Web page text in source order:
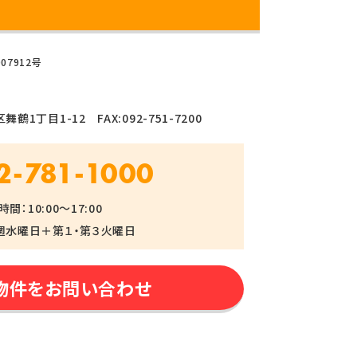
号
舞鶴1丁目1-12 FAX:092-751-7200
781-1000
間：10:00～17:00
水曜日＋第１・第３火曜日
件をお問い合わせ